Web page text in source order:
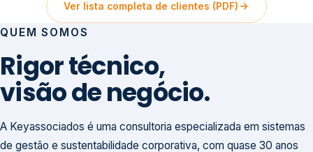
Ver lista completa de clientes (PDF)
QUEM SOMOS
Rigor técnico,
visão de negócio.
A Keyassociados é uma consultoria especializada em sistemas
de gestão e sustentabilidade corporativa, com quase 30 anos